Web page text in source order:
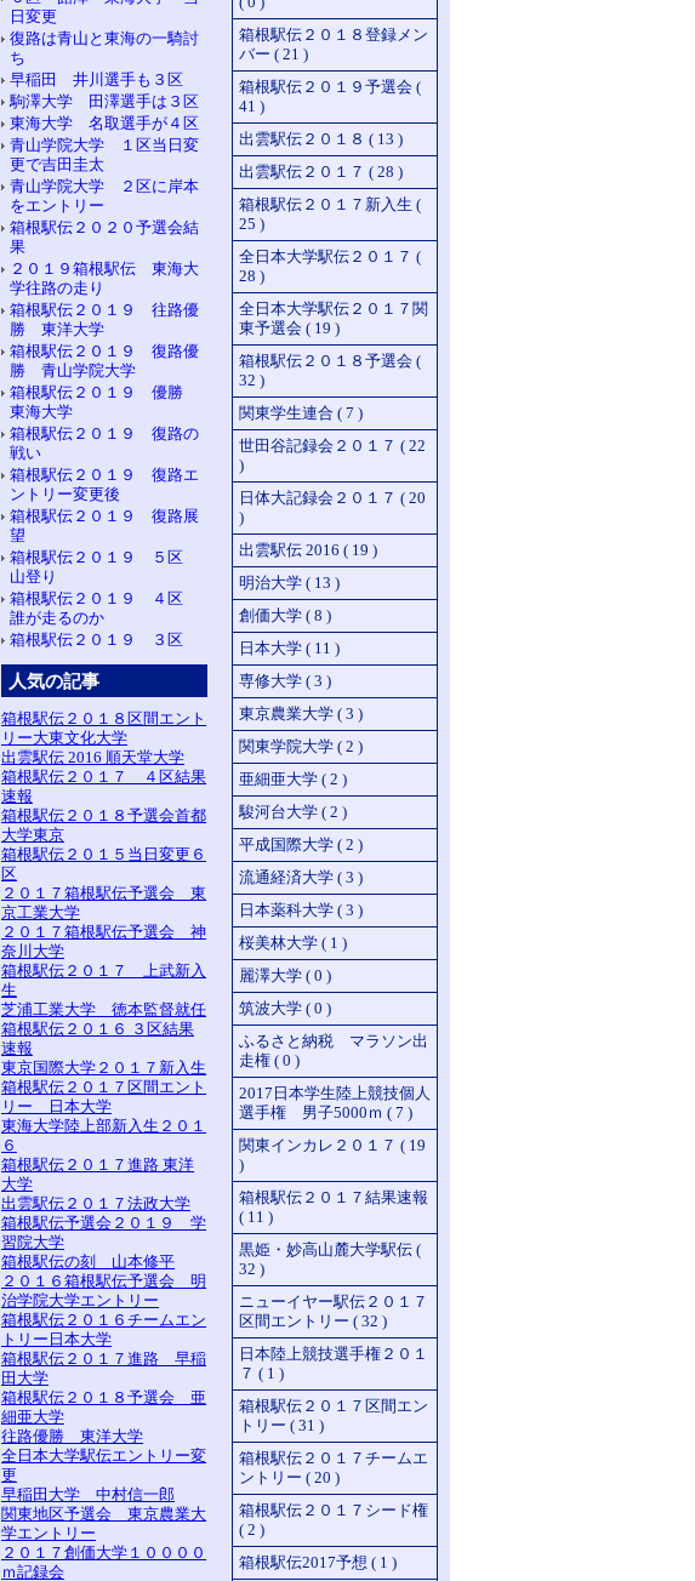
日変更
復路は青山と東海の一騎討
ち
早稲田 井川選手も３区
駒澤大学 田澤選手は３区
東海大学 名取選手が４区
青山学院大学 １区当日変
更で吉田圭太
青山学院大学 ２区に岸本
をエントリー
箱根駅伝２０２０予選会結
果
２０１９箱根駅伝 東海大
学往路の走り
箱根駅伝２０１９ 往路優
勝 東洋大学
箱根駅伝２０１９ 復路優
勝 青山学院大学
箱根駅伝２０１９ 優勝
東海大学
箱根駅伝２０１９ 復路の
戦い
箱根駅伝２０１９ 復路エ
ントリー変更後
箱根駅伝２０１９ 復路展
望
箱根駅伝２０１９ ５区
山登り
箱根駅伝２０１９ ４区
誰が走るのか
箱根駅伝２０１９ ３区
人気の記事
箱根駅伝２０１８区間エント
リー大東文化大学
出雲駅伝 2016 順天堂大学
箱根駅伝２０１７ ４区結果
速報
箱根駅伝２０１８予選会首都
大学東京
箱根駅伝２０１５当日変更６
区
２０１７箱根駅伝予選会 東
京工業大学
２０１７箱根駅伝予選会 神
奈川大学
箱根駅伝２０１７ 上武新入
生
芝浦工業大学 徳本監督就任
箱根駅伝２０１６ ３区結果
速報
東京国際大学２０１７新入生
箱根駅伝２０１７区間エント
リー 日本大学
東海大学陸上部新入生２０１
６
箱根駅伝２０１７進路 東洋
大学
出雲駅伝２０１７法政大学
箱根駅伝予選会２０１９ 学
習院大学
箱根駅伝の刻 山本修平
２０１６箱根駅伝予選会 明
治学院大学エントリー
箱根駅伝２０１６チームエン
トリー日本大学
箱根駅伝２０１７進路 早稲
田大学
箱根駅伝２０１８予選会 亜
細亜大学
往路優勝 東洋大学
全日本大学駅伝エントリー変
更
早稲田大学 中村信一郎
関東地区予選会 東京農業大
学エントリー
２０１７創価大学１００００
ｍ記録会
箱根駅伝２０１８登録メン
バー ( 21 )
箱根駅伝２０１９予選会 (
41 )
出雲駅伝２０１８ ( 13 )
出雲駅伝２０１７ ( 28 )
箱根駅伝２０１７新入生 (
25 )
全日本大学駅伝２０１７ (
28 )
全日本大学駅伝２０１７関
東予選会 ( 19 )
箱根駅伝２０１８予選会 (
32 )
関東学生連合 ( 7 )
世田谷記録会２０１７ ( 22
)
日体大記録会２０１７ ( 20
)
出雲駅伝 2016 ( 19 )
明治大学 ( 13 )
創価大学 ( 8 )
日本大学 ( 11 )
専修大学 ( 3 )
東京農業大学 ( 3 )
関東学院大学 ( 2 )
亜細亜大学 ( 2 )
駿河台大学 ( 2 )
平成国際大学 ( 2 )
流通経済大学 ( 3 )
日本薬科大学 ( 3 )
桜美林大学 ( 1 )
麗澤大学 ( 0 )
筑波大学 ( 0 )
ふるさと納税 マラソン出
走権 ( 0 )
2017日本学生陸上競技個人
選手権 男子5000ｍ ( 7 )
関東インカレ２０１７ ( 19
)
箱根駅伝２０１７結果速報
( 11 )
黒姫・妙高山麓大学駅伝 (
32 )
ニューイヤー駅伝２０１７
区間エントリー ( 32 )
日本陸上競技選手権２０１
７ ( 1 )
箱根駅伝２０１７区間エン
トリー ( 31 )
箱根駅伝２０１７チームエ
ントリー ( 20 )
箱根駅伝２０１７シード権
( 2 )
箱根駅伝2017予想 ( 1 )